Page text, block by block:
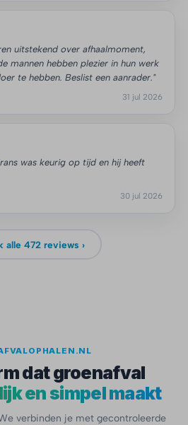
uitstekend over afhaalmoment,
mannen hebben plezier in hun werk
te hebben. Beslist een aanrader."
31 jul 2026
was keurig op tijd en hij heeft
30 jul 2026
alle 472 reviews ›
dat groenafval
en simpel maakt
verbinden je met gecontroleerde